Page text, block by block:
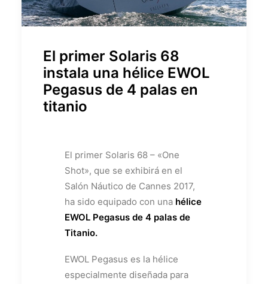
El primer Solaris 68
instala una hélice EWOL
Pegasus de 4 palas en
titanio
El primer Solaris 68 – «One
Shot», que se exhibirá en el
Salón Náutico de Cannes 2017,
ha sido equipado con una hélice
EWOL Pegasus de 4 palas de
Titanio.
EWOL Pegasus es la hélice
especialmente diseñada para